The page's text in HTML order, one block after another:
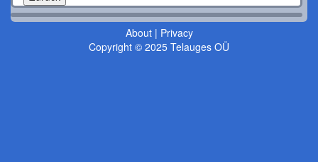
About| Privacy
Copyright © 2025 Telauges OÜ